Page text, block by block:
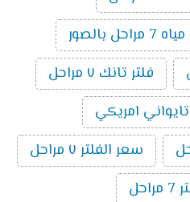
بالصور
فلتر تانك ٧ مراحل
سعر الفلتر ٧ مراحل